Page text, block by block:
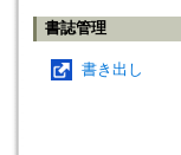
書誌管理
書き出し